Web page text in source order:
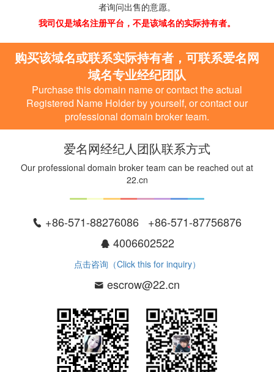
者询问出售的意愿。
我司仅是域名注册平台，不是该域名的实际持有者。
购买该域名或联系实际持有者，可联系爱名网
域名专业经纪团队
Purchase this domain name or contact the actual
Registered Name Holder by yourself, or contact our
professional domain broker team.
爱名网经纪人团队联系方式
Our professional domain broker team can be reached out at
22.cn
+86-571-88276086 +86-571-87756876
4006602522
点击咨询（Click this for inquiry）
escrow@22.cn